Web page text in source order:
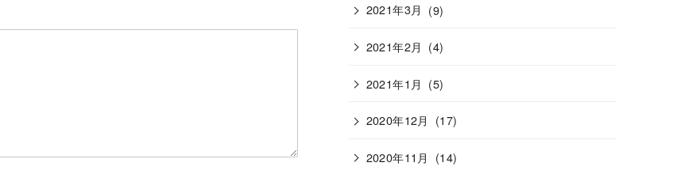
2021年3月 (9)
2021年2月 (4)
2021年1月 (5)
2020年12月 (17)
2020年11月 (14)